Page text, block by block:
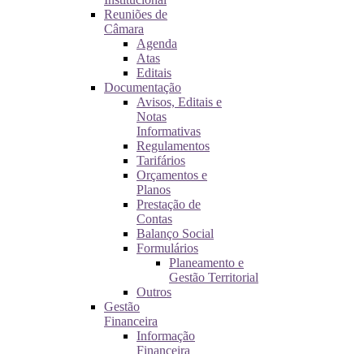
Reuniões de
Câmara
Agenda
Atas
Editais
Documentação
Avisos, Editais e
Notas
Informativas
Regulamentos
Tarifários
Orçamentos e
Planos
Prestação de
Contas
Balanço Social
Formulários
Planeamento e
Gestão Territorial
Outros
Gestão
Financeira
Informação
Financeira